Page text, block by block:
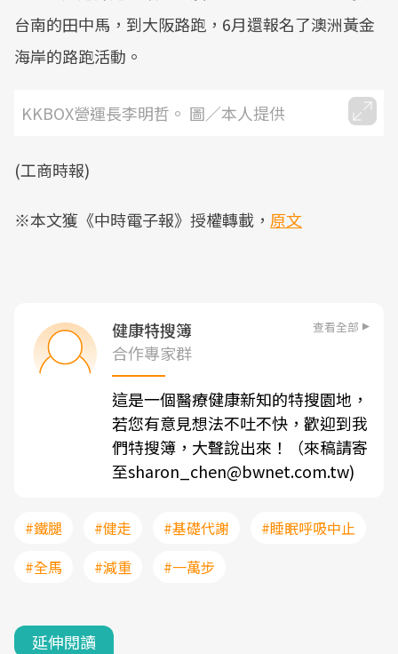
台南的田中馬，到大阪路跑，6月還報名了澳洲黃金
海岸的路跑活動。
KKBOX營運長李明哲。 圖／本人提供
(工商時報)
※本文獲《中時電子報》授權轉載， 原文
健康特搜簿 查看全部
合作專家群
這是一個醫療健康新知的特搜園地，
若您有意見想法不吐不快，歡迎到我
們特搜簿，大聲說出來！（來稿請寄
至sharon_chen@bwnet.com.tw)
#鐵腿 #健走 #基礎代謝
#睡眠呼吸中止
#全馬
#減重 #一萬步
延伸閱讀